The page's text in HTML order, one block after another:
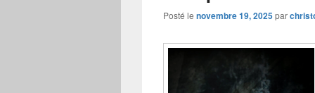
Posté le novembre 19, 2025par